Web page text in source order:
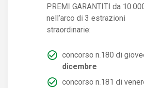
PREMI GARANTITI da
nell’arco di 3 estrazioni
straordinarie:
concorso n.180 di
dicembre
concorso n.181 di